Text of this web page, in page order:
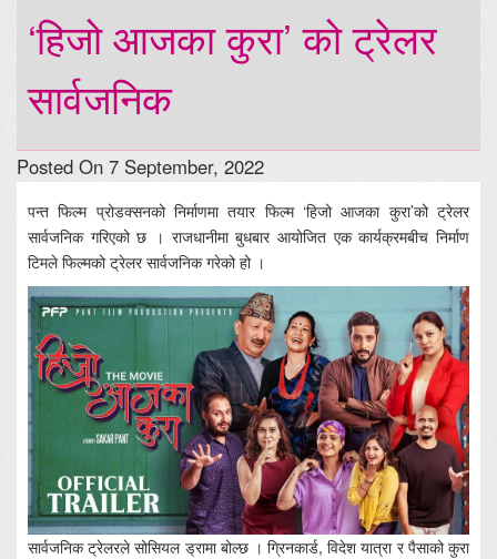
‘हिजो आजका कुरा’ को ट्रेलर
सार्वजनिक
Posted On 7 September, 2022
पन्त फिल्म प्रोडक्सनको निर्माणमा तयार फिल्म ‘हिजो आजका कुरा’को ट्रेलर
सार्वजनिक गरिएको छ । राजधानीमा बुधबार आयोजित एक कार्यक्रमबीच निर्माण
टिमले फिल्मको ट्रेलर सार्वजनिक गरेको हो ।
सार्वजनिक ट्रेलरले सोसियल ड्रामा बोल्छ । ग्रिनकार्ड, विदेश यात्रा र पैसाको कुरा